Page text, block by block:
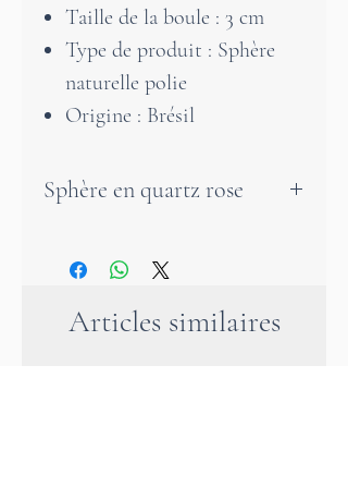
Taille de la boule : 3 cm
Type de produit : Sphère
naturelle polie
Origine : Brésil
Sphère en quartz rose
quartz rose est un cristal de
grande valeur. Une sphère en
quartz rose aide à s'apaiser, à
Articles similaires